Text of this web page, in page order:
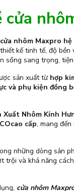
cửa
cửa nhôm Maxpro hệ
kế tinh tế, độ
sống sang trọng,
sản xuất từ hợp
và phụ kiện đồng
Xuất Nhôm Kính
cấp, mang
những dòng sản
trội và khả năng
cửa nhôm